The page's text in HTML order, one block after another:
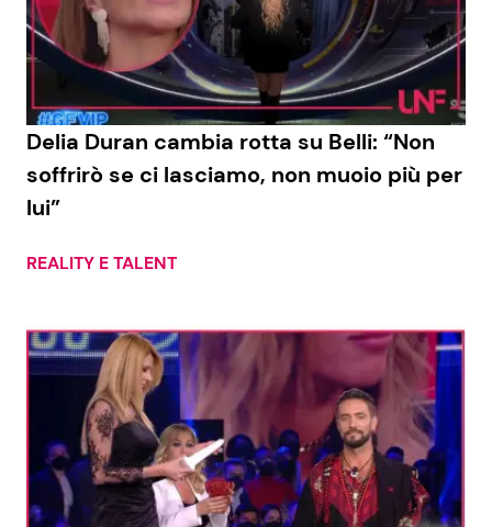
Delia Duran cambia rotta su Belli: “Non
soffrirò se ci lasciamo, non muoio più per
lui”
REALITY E TALENT